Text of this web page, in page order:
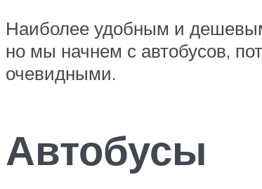
Наиболее удобным и дешевым
но мы начнем с автобусов,
очевидными.
Автобусы